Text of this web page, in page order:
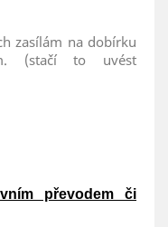
zasílám na dobírku
(stačí to uvést
převodem či